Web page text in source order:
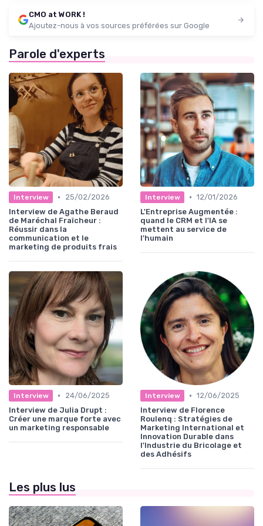
CMO at WORK !
Ajoutez-nous à vos sources préférées sur Google
Parole d'experts
Interview •
25/02/2026
Interview de Agathe Beraud
de Maréchal Fraîcheur :
Réussir dans la
communication et le
marketing de produits frais
Interview • 12/01/2026
L'Entreprise Augmentée :
quand le CRM et l'IA se
mettent au service de
l'humain
Interview •
24/06/2025
Interview de Julia Drupt :
Créer une marque forte avec
un marketing responsable
Interview • 12/06/2025
Interview de Florence
Roulenq : Stratégies de
Marketing International et
Innovation Durable dans
l'Industrie du Bricolage et
des Adhésifs
Les plus lus